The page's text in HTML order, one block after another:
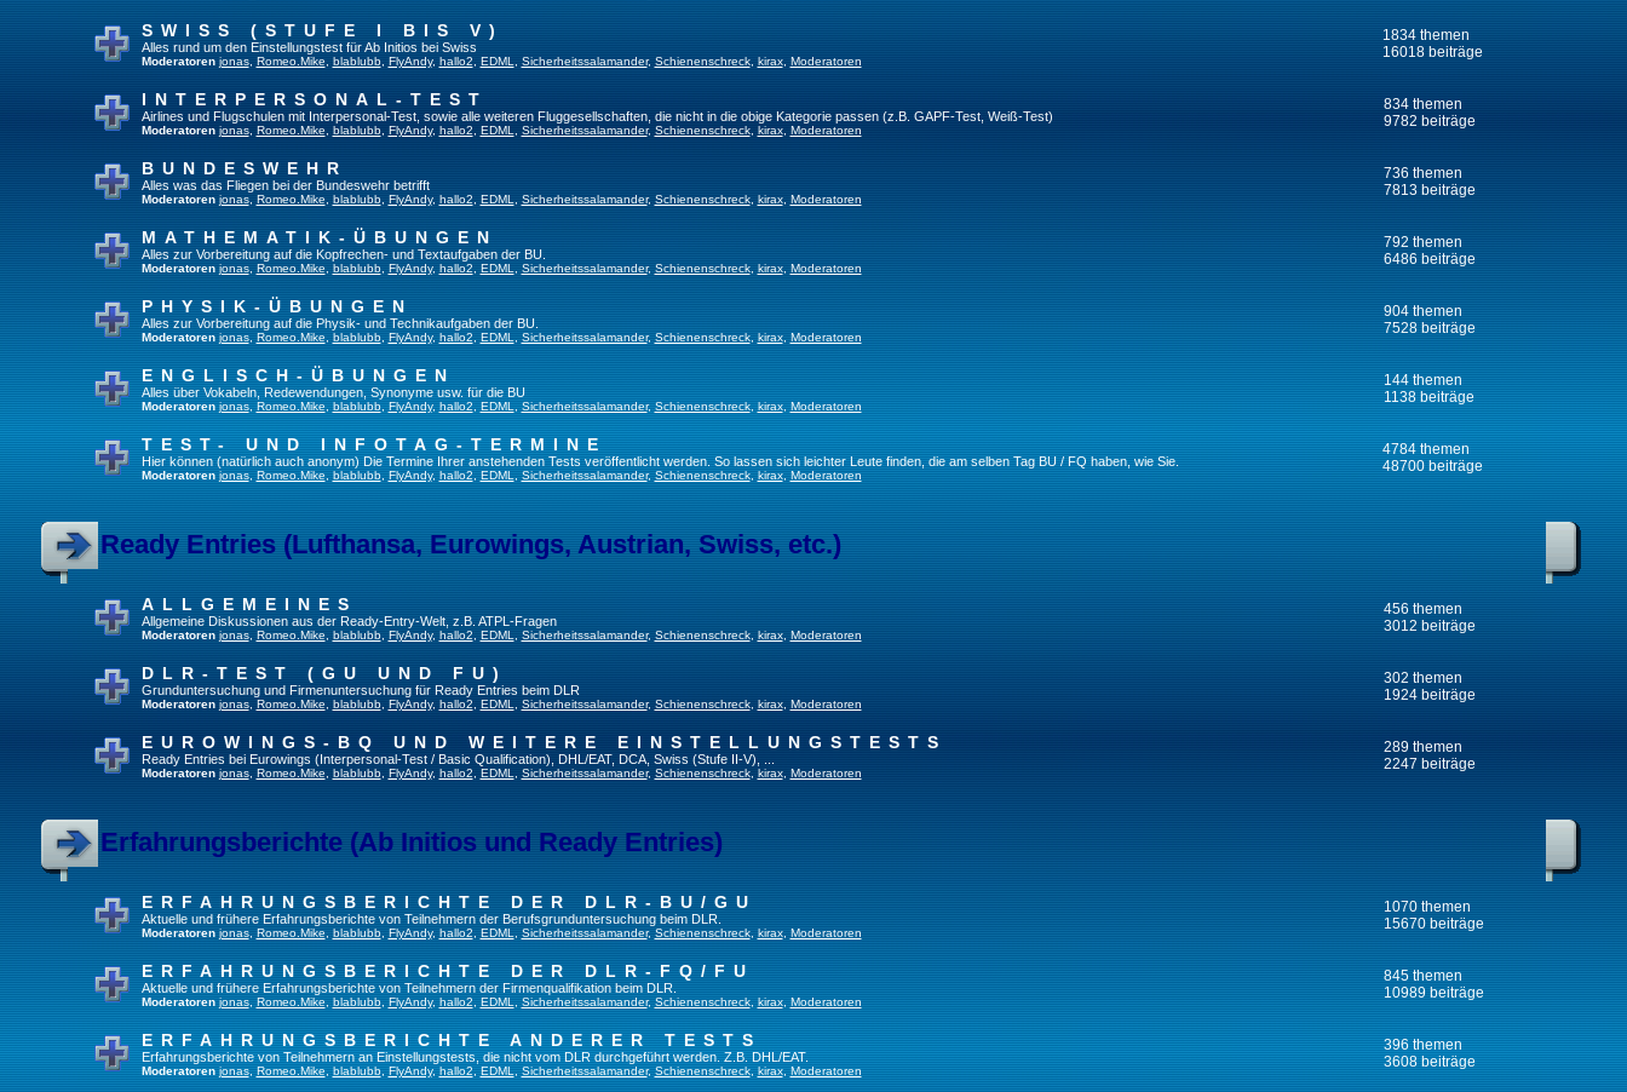
SWISS (STUFE I BIS V)
Alles rund um den Einstellungstest für Ab Initios bei Swiss
Moderatoren jonas, Romeo.Mike blablubb, FlyAndy, hallo2 EDML Sicherheitssalamander, Schienenschreck, kirax, Moderatoren
1834 themen
16018 beiträge
INTERPERSONAL-TEST
Airlines und Flugschulen mit Interpersonal-Test, sowie alle weiteren Fluggesellschaften, die nicht in die obige Kategorie passen (z.B. GAPF-Test, Weiß-Test)
Moderatoren jonas, Romeo.Mike blablubb, FlyAndy, hallo2 EDML Sicherheitssalamander, Schienenschreck, kirax, Moderatoren
834 themen
9782 beiträge
BUNDESWEHR
Alles was das Fliegen bei der Bundeswehr betrifft
Moderatoren jonas, Romeo.Mike blablubb, FlyAndy, hallo2 EDML Sicherheitssalamander, Schienenschreck, kirax, Moderatoren
736 themen
7813 beiträge
MATHEMATIK-ÜBUNGEN
Alles zur Vorbereitung auf die Kopfrechen- und Textaufgaben der BU.
Moderatoren jonas, Romeo.Mike, blablubb, FlyAndy, hallo2 EDML Sicherheitssalamander, Schienenschreck, kirax, Moderatoren
792 themen
6486 beiträge
PHYSIK-ÜBUNGEN
Alles zur Vorbereitung auf die Physik- und Technikaufgaben der BU.
Moderatoren jonas, Romeo.Mike blablubb, FlyAndy, hallo2 EDML Sicherheitssalamander, Schienenschreck, kirax, Moderatoren
904 themen
7528 beiträge
ENGLISCH-ÜBUNGEN
Alles über Vokabeln, Redewendungen, Synonyme usw. für die BU
Moderatoren jonas, Romeo.Mike, blablubb, FlyAndy, hallo2 EDML Sicherheitssalamander, Schienenschreck, kirax, Moderatoren
144 themen
1138 beiträge
TEST- UND INFOTAG-TERMINE
Hier können (natürlich auch anonym) Die Termine Ihrer anstehenden Tests veröffentlicht werden. So lassen sich leichter Leute finden, die am selben Tag BU / FQ haben, wie Sie.
Moderatoren jonas, Romeo.Mike, blablubb,FlyAndy, hallo2 EDML ,Sicherheitssalamander, Schienenschreck,kirax, Moderatoren
4784 themen
48700 beiträge
Ready Entries (Lufthansa, Eurowings, Austrian, Swiss, etc.)
ALLGEMEINES
Allgemeine Diskussionen aus der Ready-Entry-Welt, z.B. ATPL-Fragen
Moderatoren jonas, Romeo.Mike blablubb, FlyAndy, hallo2 EDML Sicherheitssalamander, Schienenschreck, kirax, Moderatoren
456 themen
3012 beiträge
DLR-TEST (GU UND FU)
Grunduntersuchung und Firmenuntersuchung für Ready Entries beim DLR
Moderatoren jonas, Romeo.Mike blablubb, FlyAndy, hallo2 EDML Sicherheitssalamander, Schienenschreck, kirax, Moderatoren
302 themen
1924 beiträge
EUROWINGS-BQ UND WEITERE EINSTELLUNGSTESTS
Ready Entries bei Eurowings (Interpersonal-Test / Basic Qualification), DHL/EAT, DCA, Swiss (Stufe II-V), ...
Moderatoren jonas, Romeo.Mike blablubb, FlyAndy, hallo2 EDML Sicherheitssalamander, Schienenschreck, kirax, Moderatoren
289 themen
2247 beiträge
Erfahrungsberichte (Ab Initios und Ready Entries)
ERFAHRUNGSBERICHTE DER DLR-BU/GU
Aktuelle und frühere Erfahrungsberichte von Teilnehmern der Berufsgrunduntersuchung beim DLR.
Moderatoren jonas, Romeo.Mike blablubb, FlyAndy, hallo2 EDML Sicherheitssalamander, Schienenschreck, kirax, Moderatoren
1070 themen
15670 beiträge
ERFAHRUNGSBERICHTE DER DLR-FQ/FU
Aktuelle und frühere Erfahrungsberichte von Teilnehmern der Firmenqualifikation beim DLR.
Moderatoren jonas, Romeo.Mike, blablubb, FlyAndy, hallo2 EDML Sicherheitssalamander, Schienenschreck, kirax, Moderatoren
845 themen
10989 beiträge
ERFAHRUNGSBERICHTE ANDERER TESTS
Erfahrungsberichte von Teilnehmern an Einstellungstests, die nicht vom DLR durchgeführt werden. Z.B. DHL/EAT.
Moderatoren jonas, Romeo.Mike blablubb, FlyAndy, hallo2 EDML Sicherheitssalamander, Schienenschreck, kirax, Moderatoren
396 themen
3608 beiträge